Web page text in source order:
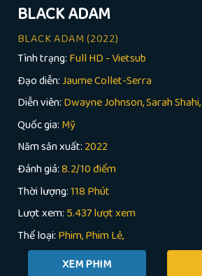
BLACK ADAM
BLACK ADAM(2022)
Tình trạng: Full HD - Vietsub
Đạo diễn:Jaume Collet-Serra
Diễn viên: Dwayne Johnson, Sarah
Quốc gia: Mỹ
Năm sản xuất: 2022
Đánh giá:8.2/10 điểm
Thời lượng:118 Phút
Lượt xem: 5.437 lượt xem
Thể loại: Phim Phim Lẻ